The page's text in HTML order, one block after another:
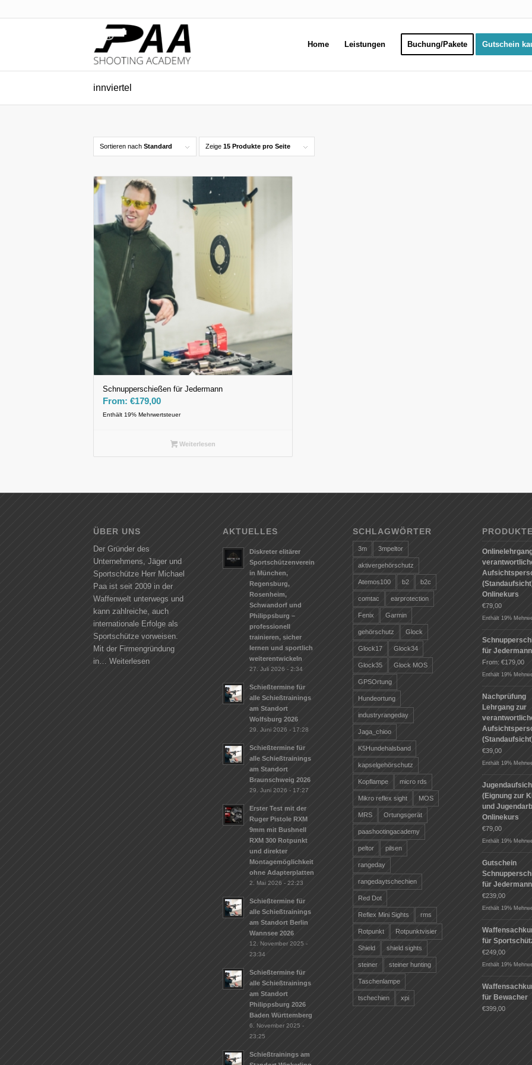
Home Leistungen Buchung/Pakete Gutschein
innviertel
Sortieren nach Standard Zeige 15 Produkte pro Seite
Schnupperschießen für Jedermann
From: €179,00
Enthält 19% Mehrwertsteuer
Weiterlesen
ÜBER UNS
Der Gründer des
Unternehmens, Jäger und
Sportschütze Herr Michael
Paa ist seit 2009 in der
Waffenwelt unterwegs und
kann zahlreiche, auch
internationale Erfolge als
Sportschütze vorweisen.
Mit der Firmengründung
in… Weiterlesen
AKTUELLES
Diskreter elitärer
Sportschützenverein
in München,
Regensburg,
Rosenheim,
Schwandorf und
Philippsburg –
professionell
trainieren, sicher
lernen und sportlich
weiterentwickeln
27. Juli 2026 - 2:34
Schießtermine für
alle Schießtrainings
am Standort
Wolfsburg 2026
29. Juni 2026 - 17:28
Schießtermine für
alle Schießtrainings
am Standort
Braunschweig 2026
29. Juni 2026 - 17:27
Erster Test mit der
Ruger Pistole RXM
9mm mit Bushnell
RXM 300 Rotpunkt
und direkter
Montagemöglichkeit
ohne Adapterplatten
2. Mai 2026 - 22:23
Schießtermine für
alle Schießtrainings
am Standort Berlin
Wannsee 2026
12. November 2025 -
23:34
Schießtermine für
alle Schießtrainings
am Standort
Philippsburg 2026
Baden Württemberg
6. November 2025 -
23:25
Schießtrainings am
SCHLAGWÖRTER
3m 3mpeltor
aktivergehörschutz
Atemos100 b2 b2c
comtac earprotection
Fenix Garmin
gehörschutz Glock
Glock17 Glock34
Glock35 Glock MOS
GPSOrtung
Hundeortung
industryrangeday
Jaga_chioo
K5Hundehalsband
kapselgehörschutz
Kopflampe micro rds
Mikro reflex sight MOS
MRS Ortungsgerät
paashootingacademy
peltor pilsen
rangeday
rangedaytschechien
Red Dot
Reflex Mini Sights rms
Rotpunkt Rotpunktvisier
Shield shield sights
steiner steiner hunting
Taschenlampe
tschechien xpi
PRODUKTE
Onlinekurs
€79,00
Enthält 19%
für Jedermann
From:€179,00
Enthält 19%
Nachprüfung
Lehrgang zur
€39,00
Enthält 19%
(Eignung zur
und
Onlinekurs
€79,00
Enthält 19%
Gutschein
für Jedermann
€239,00
Enthält 19%
für
€249,00
Enthält 19%
für Bewacher
€399,00